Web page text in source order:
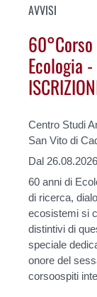
AVVISI
Ecologia -
Centro Studi
San Vito di
Dal
60 anni di
di ricerca,
ecosistemi si
distintivi di
speciale
onore del
corsoospiti